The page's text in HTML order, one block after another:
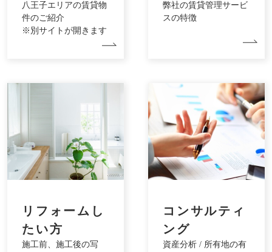
八王子エリアの賃貸物
件のご紹介
※別サイトが開きます
弊社の賃貸管理サービ
スの特徴
リフォームし
たい方
施工前、施工後の写
コンサルティ
ング
資産分析 / 所有地の有